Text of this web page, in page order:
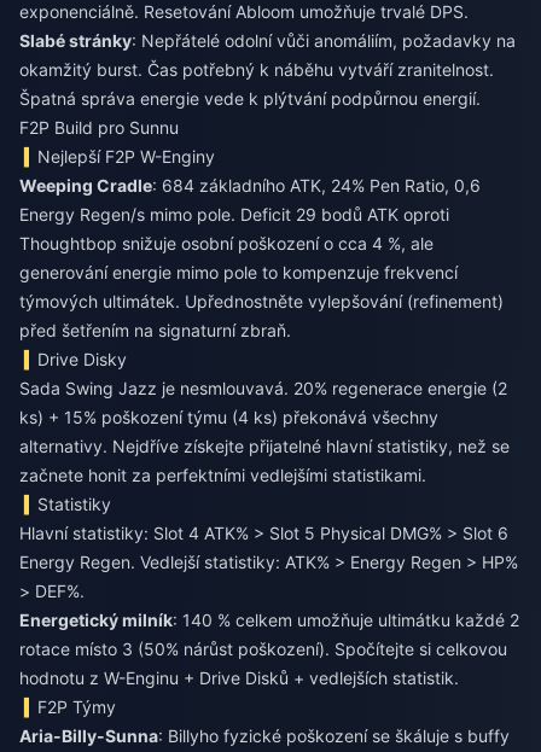
exponenciálně. Resetování Abloom umožňuje trvalé DPS.
Slabé stránky: Nepřátelé odolní vůči anomáliím, požadavky na
okamžitý burst. Čas potřebný k náběhu vytváří zranitelnost.
Špatná správa energie vede k plýtvání podpůrnou energií.
F2P Build pro Sunnu
Nejlepší F2P W-Enginy
Weeping Cradle: 684 základního ATK, 24% Pen Ratio, 0,6
Energy Regen/s mimo pole. Deficit 29 bodů ATK oproti
Thoughtbop snižuje osobní poškození o cca 4 %, ale
generování energie mimo pole to kompenzuje frekvencí
týmových ultimátek. Upřednostněte vylepšování (refinement)
před šetřením na signaturní zbraň.
Drive Disky
Sada Swing Jazz je nesmlouvavá. 20% regenerace energie (2
ks) + 15% poškození týmu (4 ks) překonává všechny
alternativy. Nejdříve získejte přijatelné hlavní statistiky, než se
začnete honit za perfektními vedlejšími statistikami.
Statistiky
Hlavní statistiky: Slot 4 ATK% > Slot 5 Physical DMG% > Slot 6
Energy Regen. Vedlejší statistiky: ATK% > Energy Regen > HP%
> DEF%.
Energetický milník: 140 % celkem umožňuje ultimátku každé 2
rotace místo 3 (50% nárůst poškození). Spočítejte si celkovou
hodnotu z W-Enginu + Drive Disků + vedlejších statistik.
F2P Týmy
Aria-Billy-Sunna: Billyho fyzické poškození se škáluje s buffy